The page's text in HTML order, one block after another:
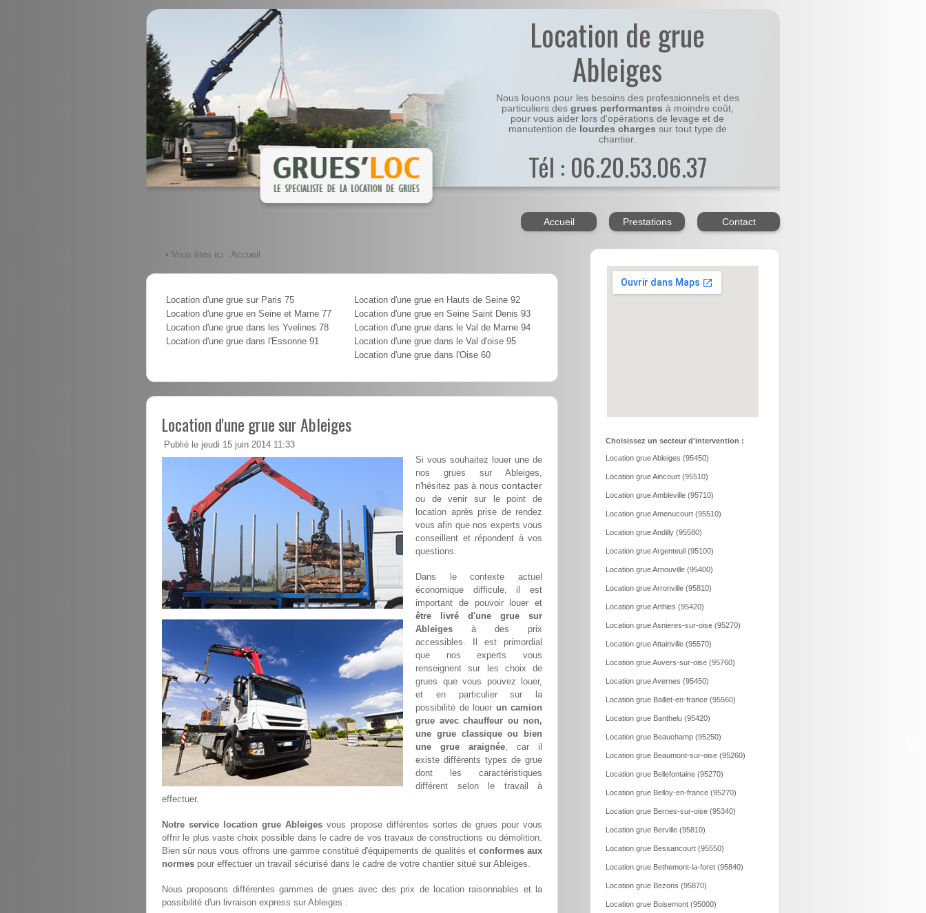
Location de grue
Ableiges
Nous louons pour les besoins des professionnels et des
particuliers des grues performantes à moindre coût,
pour vous aider lors d'opérations de levage et de
manutention de lourdes charges sur tout type de
chantier.
Tél : 06.20.53.06.37
Accueil Prestations Contact
• Vous êtes ici : Accueil
Location d'une grue sur Paris 75
Location d'une grue en Seine et Marne 77
Location d'une grue dans les Yvelines 78
Location d'une grue dans l'Essonne 91
Location d'une grue en Hauts de Seine 92
Location d'une grue en Seine Saint Denis 93
Location d'une grue dans le Val de Marne 94
Location d'une grue dans le Val d'oise 95
Location d'une grue dans l'Oise 60
Location d'une grue sur Ableiges
Publié le jeudi 15 juin 2014 11:33
Si vous souhaitez louer une de
nos grues sur Ableiges,
n'hésitez pas à nous contacter
ou de venir sur le point de
location après prise de rendez
vous afin que nos experts vous
conseillent et répondent à vos
questions.
Dans le contexte actuel
économique difficule, il est
important de pouvoir louer et
être livré d'une grue sur
Ableiges à des prix
accessibles. Il est primordial
que nos experts vous
renseignent sur les choix de
grues que vous pouvez louer,
et en particulier sur la
possibilité de louer un camion
grue avec chauffeur ou non,
une grue classique ou bien
une grue araignée, car il
existe différents types de grue
dont les caractéristiques
différent selon le travail à
effectuer.
Notre service location grue Ableiges vous propose différentes sortes de grues pour vous
offrir le plus vaste choix possible dans le cadre de vos travaux de constructions ou démolition.
Bien sûr nous vous offrons une gamme constitué d'équipements de qualités et conformes aux
normes pour effectuer un travail sécurisé dans le cadre de votre chantier situé sur Ableiges.
Nous proposons différentes gammes de grues avec des prix de location raisonnables et la
possibilité d'un livraison express sur Ableiges :
Choisissez un secteur d'intervention :
Location grue Ableiges (95450)
Location grue Aincourt (95510)
Location grue Ambleville (95710)
Location grue Amenucourt (95510)
Location grue Andilly (95580)
Location grue Argenteuil (95100)
Location grue Arnouville (95400)
Location grue Arronville (95810)
Location grue Arthies (95420)
Location grue Asnieres-sur-oise (95270)
Location grue Attainville (95570)
Location grue Auvers-sur-oise (95760)
Location grue Avernes (95450)
Location grue Baillet-en-france (95560)
Location grue Banthelu (95420)
Location grue Beauchamp (95250)
Location grue Beaumont-sur-oise (95260)
Location grue Bellefontaine (95270)
Location grue Belloy-en-france (95270)
Location grue Bernes-sur-oise (95340)
Location grue Berville (95810)
Location grue Bessancourt (95550)
Location grue Bethemont-la-foret (95840)
Location grue Bezons (95870)
Location grue Boisemont (95000)